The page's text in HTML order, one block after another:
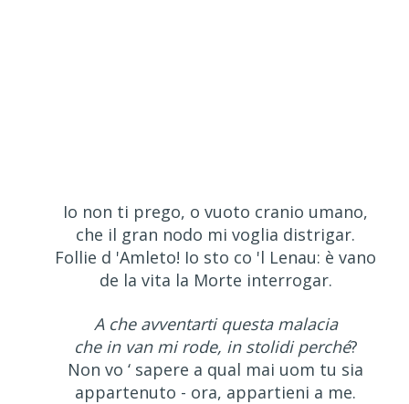
Io non ti prego, o vuoto cranio umano,
che il gran nodo mi voglia distrigar.
Follie d 'Amleto! Io sto co 'l Lenau: è vano
de la vita la Morte interrogar.
A che avventarti questa malacia
che in van mi rode, in stolidi perché?
Non vo ‘ sapere a qual mai uom tu sia
appartenuto - ora, appartieni a me.